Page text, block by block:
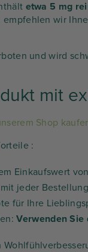
etwa 5 mg
wir
und wird
mit
Shop
:
Einkaufswert
jeder
für Ihre
Verwenden Sie